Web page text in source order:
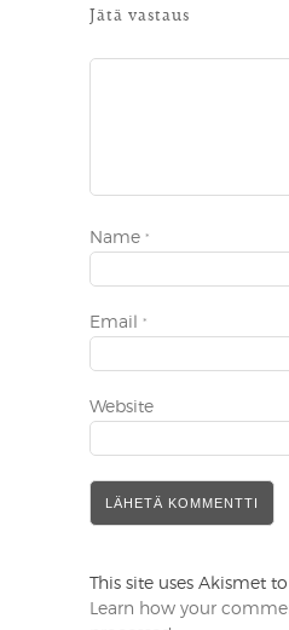
Jätä vastaus
Name *
Email *
Website
This site uses Akismet
Learn how your